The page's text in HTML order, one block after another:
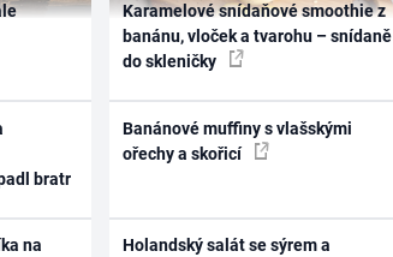
bratr
na
Karamelové snídaňové smoothie z
banánu, vloček a tvarohu – snídaně
do skleničky
Banánové muffiny s vlašskými
ořechy a skořicí
Holandský salát se sýrem a